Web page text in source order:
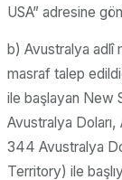
USA” adresine
b) Avustralya adlî
masraf talep
ile başlayan New
Avustralya
344 Avustralya
Territory) ile